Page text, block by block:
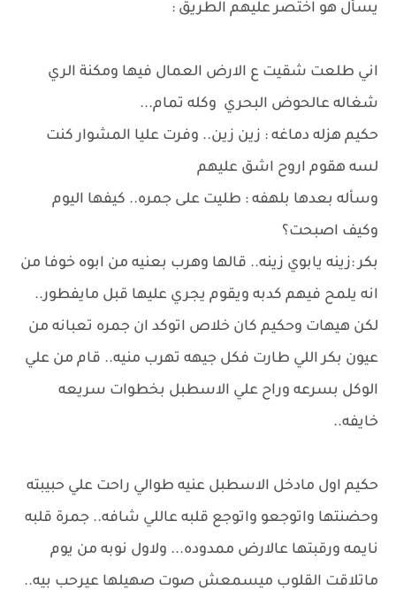
يسأل هو اختصر عليهم الطريق :
اني طلعت شقيت ع الارض العمال فيها ومكنة الري
شغاله عالحوض البحري وكله تمام...
حكيم هزله دماغه : زين زين.. وفرت عليا المشوار كنت
لسه هقوم اروح اشق عليهم
وسأله بعدها بلهفه : طليت على جمره.. كيفها اليوم
وكيف اصبحت؟
بكر :زينه يابوي زينه.. قالها وهرب بعنيه من ابوه خوفا من
انه يلمح فيهم كدبه ويقوم يجري عليها قبل مايفطور..
لكن هيهات وحكيم كان خلاص اتوكد ان جمره تعبانه من
عيون بكر اللي طارت فكل جيهه تهرب منيه.. قام من علي
الوكل بسرعه وراح علي الاسطبل بخطوات سريعه
خايفه..
حكيم اول مادخل الاسطبل عنيه طوالي راحت علي حبيبته
وحضنتها واتوجعو واتوجع قلبه عاللي شافه.. جمرة قلبه
نايمه ورقبتها عالارض ممدوده... ولاول نوبه من يوم
ماتلاقت القلوب ميسمعش صوت صهيلها عيرحب بيه..